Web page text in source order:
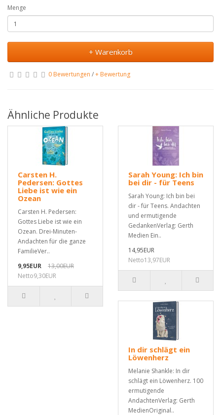
Menge
+ Warenkorb
0 Bewertungen /+ Bewertung
Ähnliche Produkte
Carsten H.
Pedersen: Gottes
Liebe ist wie ein
Ozean
Carsten H. Pedersen:
Gottes Liebe ist wie ein
Ozean. Drei-Minuten-
Andachten für die ganze
FamilieVer..
9,95EUR
13,00EUR
Netto9,30EUR
Sarah Young: Ich bin
bei dir - für Teens
Sarah Young: Ich bin bei
dir - für Teens. Andachten
und ermutigende
GedankenVerlag: Gerth
Medien Ein..
14,95EUR
Netto13,97EUR
In dir schlägt ein
Löwenherz
Melanie Shankle: In dir
schlägt ein Löwenherz. 100
ermutigende
AndachtenVerlag: Gerth
MedienOriginal..